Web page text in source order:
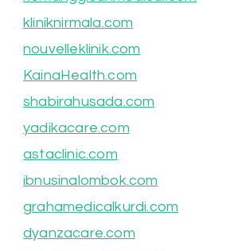
kliniknirmala.com
nouvelleklinik.com
KainaHealth.com
shabirahusada.com
yadikacare.com
astaclinic.com
ibnusinalombok.com
grahamedicalkurdi.com
dyanzacare.com